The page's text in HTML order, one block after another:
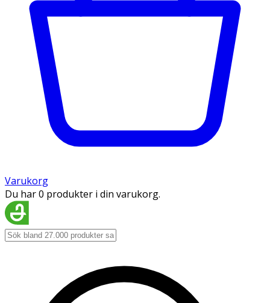
Varukorg
Du har 0 produkter i din varukorg.